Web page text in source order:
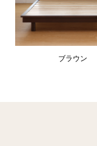
ブラウン